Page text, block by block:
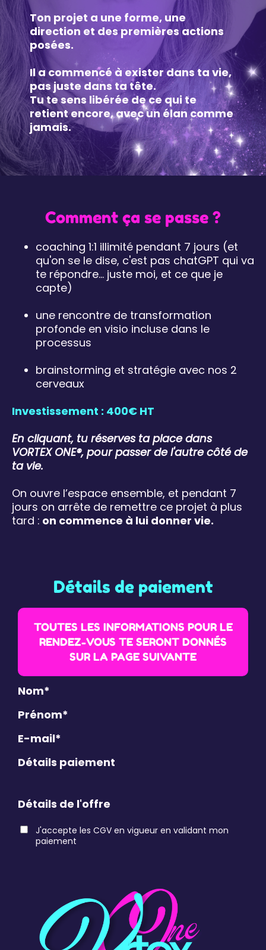
Ton projet a une forme, une
direction et des premières actions
posées.
Il a commencé à exister dans ta vie,
pas juste dans ta tête.
Tu te sens libérée de ce qui te
retient encore, avec un élan comme
jamais.
Comment ça se passe ?
coaching 1:1 illimité pendant 7 jours (et
qu'on se le dise, c'est pas chatGPT qui va
te répondre... juste moi, et ce que je
capte)
une rencontre de transformation
profonde en visio incluse dans le
processus
brainstorming et stratégie avec nos 2
cerveaux
Investissement : 400€ HT
En cliquant, tu réserves ta place dans
VORTEX ONE®, pour passer de l'autre côté de
ta vie.
On ouvre l’espace ensemble, et pendant 7
jours on arrête de remettre ce projet à plus
tard : on commence à lui donner vie.
Détails de paiement
TOUTES LES INFORMATIONS POUR LE
RENDEZ-VOUS TE SERONT DONNÉS
SUR LA PAGE SUIVANTE
Nom*
Prénom*
E-mail*
Détails paiement
Détails de l'offre
J'accepte les CGV en vigueur en validant mon
paiement